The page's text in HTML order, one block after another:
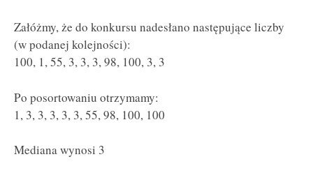
Załóżmy, że do konkursu nadesłano następujące liczby
(w podanej kolejności):
100, 1, 55, 3, 3, 3, 98, 100, 3, 3
Po posortowaniu otrzymamy:
1, 3, 3, 3, 3, 3, 55, 98, 100, 100
Mediana wynosi 3